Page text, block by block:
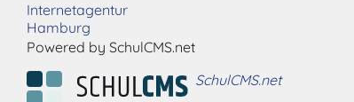
Internetagentur
Hamburg
Powered by SchulCMS.net
SchulCMS.net